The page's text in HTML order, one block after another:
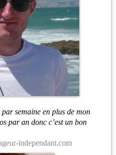
semaine en plus de mon
par an donc c’est un bon
independant.com